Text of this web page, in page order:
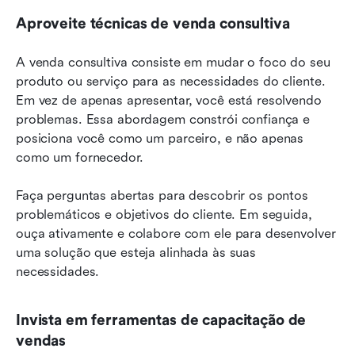
Aproveite técnicas de venda consultiva
A venda consultiva consiste em mudar o foco do seu
produto ou serviço para as necessidades do cliente.
Em vez de apenas apresentar, você está resolvendo
problemas. Essa abordagem constrói confiança e
posiciona você como um parceiro, e não apenas
como um fornecedor.
Faça perguntas abertas para descobrir os pontos
problemáticos e objetivos do cliente. Em seguida,
ouça ativamente e colabore com ele para desenvolver
uma solução que esteja alinhada às suas
necessidades.
Invista em ferramentas de capacitação de
vendas